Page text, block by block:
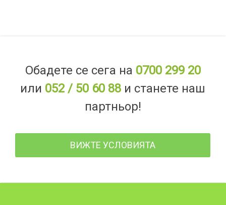
Обадете се сега на 0700 299 20
или 052 / 50 60 88 и станете наш
партньор!
ВИЖТЕ УСЛОВИЯТА